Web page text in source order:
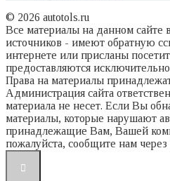
© 2026 autotols.ru
Все материалы на данном сайте
источников - имеют обратную
интернете или присланы
предоставляются
Права на материалы
Администрация сайта
материала не несет. Если Вы
материалы, которые нарушают
принадлежащие Вам, Вашей
пожалуйста, сообщите нам